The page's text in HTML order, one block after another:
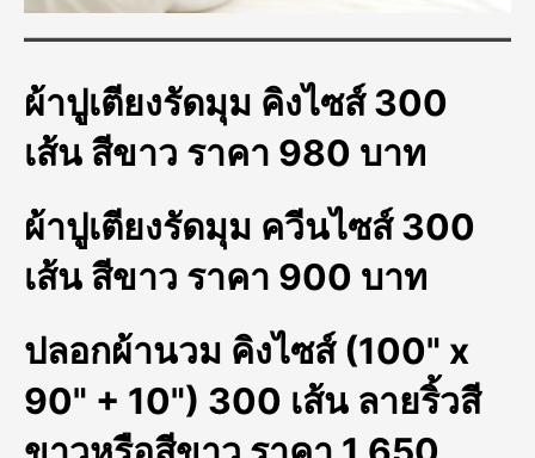
ผ้าปูเตียงรัดมุม คิงไซส์ 300
เส้น สีขาว ราคา 980 บาท
ผ้าปูเตียงรัดมุม ควีนไซส์ 300
เส้น สีขาว ราคา 900 บาท
ปลอกผ้านวม คิงไซส์ (100" x
90" + 10") 300 เส้น ลายริ้วสี